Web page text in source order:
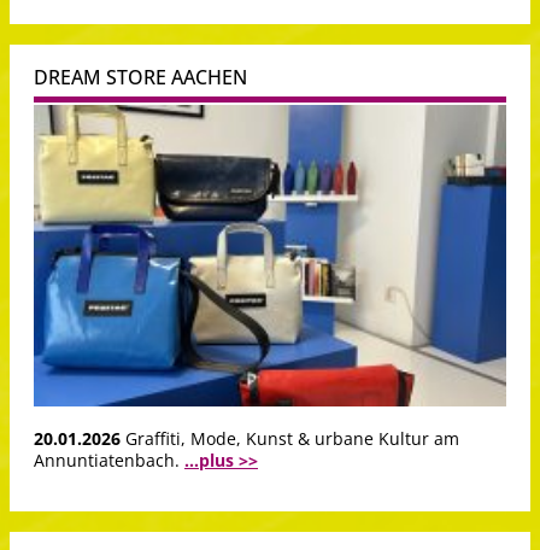
DREAM STORE AACHEN
20.01.2026 Graffiti, Mode, Kunst & urbane Kultur am
Annuntiatenbach. ...plus >>